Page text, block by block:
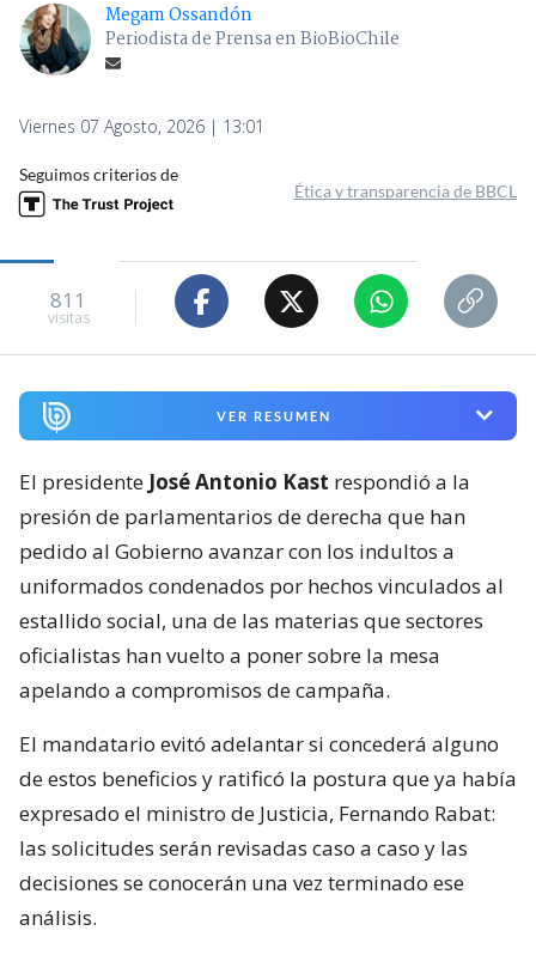
Megam Ossandón
Periodista de Prensa en BioBioChile
Viernes 07 Agosto, 2026 | 13:01
Seguimos criterios de
Ética y transparencia de BBCL
811
visitas
VER RESUMEN
El presidente José Antonio Kast respondió a la
presión de parlamentarios de derecha que han
pedido al Gobierno avanzar con los indultos a
uniformados condenados por hechos vinculados al
estallido social, una de las materias que sectores
oficialistas han vuelto a poner sobre la mesa
apelando a compromisos de campaña.
El mandatario evitó adelantar si concederá alguno
de estos beneficios y ratificó la postura que ya había
expresado el ministro de Justicia, Fernando Rabat:
las solicitudes serán revisadas caso a caso y las
decisiones se conocerán una vez terminado ese
análisis.